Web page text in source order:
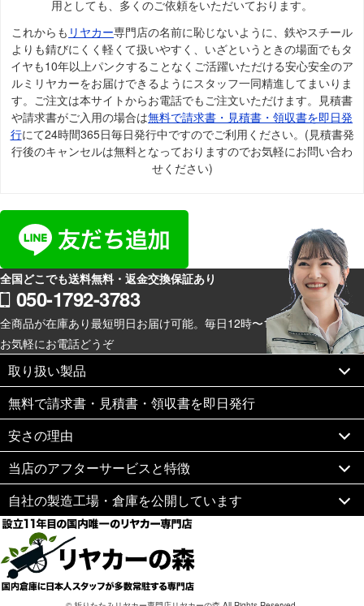
用としても、多くのご依頼をいただいております。
これからも リヤカー専門店の名前に恥じないように、鉄やスチール
よりも錆びにくく軽くて扱いやすく、いざというときの場面でもタ
イヤも10年以上パンクすることなくご活躍いただける安心安全のア
ルミリヤカーをお届けできるようにスタッフ一同精進してまいりま
す。ご注文は本サイトからお電話でもご注文いただけます。見積書
や請求書がご入用の場合は無料で請求書・見積書・領収書を即日発
行にて24時間365日毎日発行中ですのでご利用ください。(見積書発
行後のキャンセルは無料となっておりますのでお気軽にお問い合わ
せください)
全国どこでも送料無料・返金交換保証あり
050-1792-3783
全商品が在庫あり最短明日お届け可能。毎日12時〜19時スマホからも
お気軽にお電話どうぞ
取り扱い製品
無料で請求書・見積書・領収書を即日発行
安さの理由
当店のアフターサービスと特徴
自社の製造工場・倉庫を公開しています